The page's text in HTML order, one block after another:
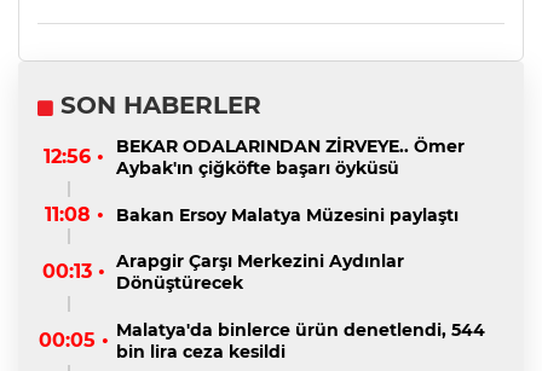
SON HABERLER
12:56 •
BEKAR ODALARINDAN ZİRVEYE.. Ömer
Aybak'ın çiğköfte başarı öyküsü
11:08 • Bakan Ersoy Malatya Müzesini paylaştı
00:13 • Arapgir Çarşı Merkezini Aydınlar
Dönüştürecek
00:05 • Malatya'da binlerce ürün denetlendi, 544
bin lira ceza kesildi